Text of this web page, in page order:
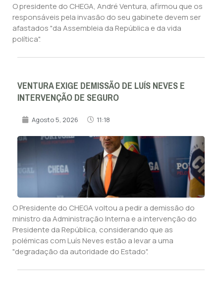
O presidente do CHEGA, André Ventura, afirmou que os
responsáveis pela invasão do seu gabinete devem ser
afastados "da Assembleia da República e da vida
política".
VENTURA EXIGE DEMISSÃO DE LUÍS NEVES E
INTERVENÇÃO DE SEGURO
Agosto 5, 2026 11:18
O Presidente do CHEGA voltou a pedir a demissão do
ministro da Administração Interna e a intervenção do
Presidente da República, considerando que as
polémicas com Luís Neves estão a levar a uma
"degradação da autoridade do Estado".